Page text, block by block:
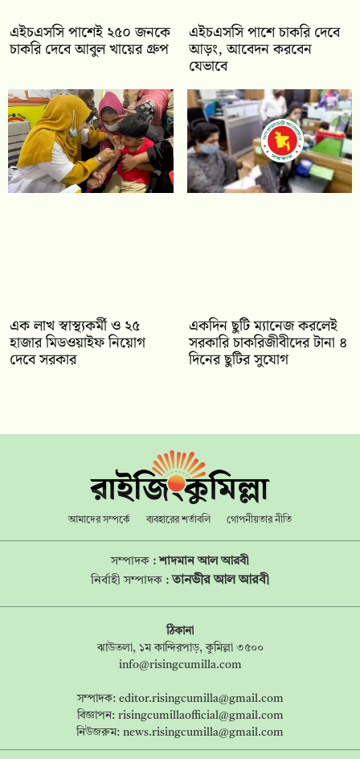
এইচএসসি পাশেই ২৫০ জনকে
চাকরি দেবে আবুল খায়ের গ্রুপ
এইচএসসি পাশে চাকরি দেবে
আড়ং, আবেদন করবেন
যেভাবে
এক লাখ স্বাস্থ্যকর্মী ও ২৫
হাজার মিডওয়াইফ নিয়োগ
দেবে সরকার
একদিন ছুটি ম্যানেজ করলেই
সরকারি চাকরিজীবীদের টানা ৪
দিনের ছুটির সুযোগ
আমাদের সম্পর্কে ব্যবহারের শর্তাবলি গোপনীয়তার নীতি
সম্পাদক :শাদমান আল আরবী
নির্বাহী সম্পাদক : তানভীর আল আরবী
ঠিকানা
ঝাউতলা, ১ম কান্দিরপাড়, কুমিল্লা ৩৫০০
info@risingcumilla.com
সম্পাদক: editor.risingcumilla@gmail.com
বিজ্ঞাপন: risingcumillaofficial@gmail.com
নিউজরুম: news.risingcumilla@gmail.com